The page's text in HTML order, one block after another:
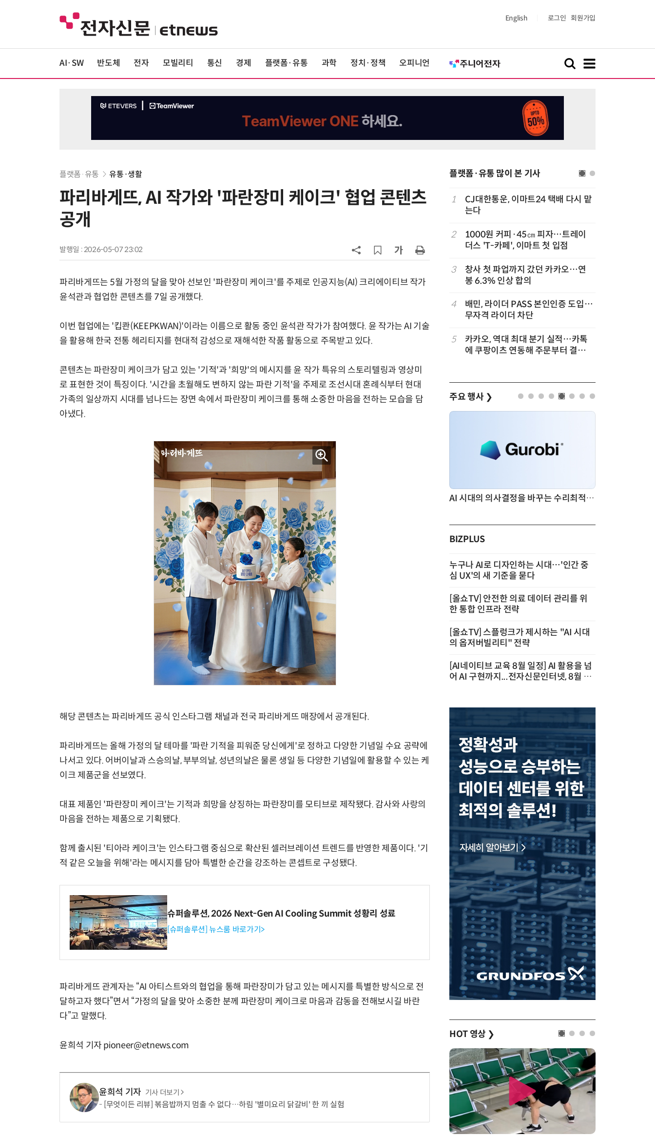
English 로그인 회원가입
AI·SW 반도체 전자 모빌리티 통신 경제 플랫폼·유통 과학 정치·정책 오피니언
플랫폼·유통 유통·생활
파리바게뜨, AI 작가와 '파란장미 케이크' 협업 콘텐츠
공개
발행일 : 2026-05-07 23:02
파리바게뜨는 5월 가정의 달을 맞아 선보인 '파란장미 케이크'를 주제로 인공지능(AI) 크리에이티브 작가
윤석관과 협업한 콘텐츠를 7일 공개했다.
이번 협업에는 '킵콴(KEEPKWAN)'이라는 이름으로 활동 중인 윤석관 작가가 참여했다. 윤 작가는 AI 기술
을 활용해 한국 전통 헤리티지를 현대적 감성으로 재해석한 작품 활동으로 주목받고 있다.
콘텐츠는 파란장미 케이크가 담고 있는 '기적'과 '희망'의 메시지를 윤 작가 특유의 스토리텔링과 영상미
로 표현한 것이 특징이다. '시간을 초월해도 변하지 않는 파란 기적'을 주제로 조선시대 혼례식부터 현대
가족의 일상까지 시대를 넘나드는 장면 속에서 파란장미 케이크를 통해 소중한 마음을 전하는 모습을 담
아냈다.
해당 콘텐츠는 파리바게뜨 공식 인스타그램 채널과 전국 파리바게뜨 매장에서 공개된다.
파리바게뜨는 올해 가정의 달 테마를 '파란 기적을 피워준 당신에게'로 정하고 다양한 기념일 수요 공략에
나서고 있다. 어버이날과 스승의날, 부부의날, 성년의날은 물론 생일 등 다양한 기념일에 활용할 수 있는 케
이크 제품군을 선보였다.
대표 제품인 '파란장미 케이크'는 기적과 희망을 상징하는 파란장미를 모티브로 제작됐다. 감사와 사랑의
마음을 전하는 제품으로 기획됐다.
함께 출시된 '티아라 케이크'는 인스타그램 중심으로 확산된 셀러브레이션 트렌드를 반영한 제품이다. '기
적 같은 오늘을 위해'라는 메시지를 담아 특별한 순간을 강조하는 콘셉트로 구성됐다.
슈퍼솔루션, 2026 Next-Gen AI Cooling Summit 성황리 성료
[슈퍼솔루션] 뉴스룸 바로가기>
파리바게뜨 관계자는 “AI 아티스트와의 협업을 통해 파란장미가 담고 있는 메시지를 특별한 방식으로 전
달하고자 했다”면서 “가정의 달을 맞아 소중한 분께 파란장미 케이크로 마음과 감동을 전해보시길 바란
다”고 말했다.
윤희석 기자 pioneer@etnews.com
윤희석 기자 기사 더보기
[무엇이든 리뷰] 볶음밥까지 멈출 수 없다…하림 '별미요리 닭갈비' 한 끼 실험
플랫폼·유통 많이 본 기사
6
쿠팡Inc, 상반기 영업적자 1.2조 육
크'…“내년 중순께 유출 사고 전 수준
최대'…쿠팡이츠도 신기록”
10 롯데百, 잠실서 첫 '서머마켓' 개최…
1
CJ대한통운, 이마트24 택배 다시 맡
는다
2
1000원 커피·45㎝ 피자…트레이
더스 'T-카페', 이마트 첫 입점
3
창사 첫 파업까지 갔던 카카오…연
봉 6.3% 인상 합의
4
배민, 라이더 PASS 본인인증 도입…
무자격 라이더 차단
5
카카오, 역대 최대 분기 실적…카톡
에 쿠팡이츠 연동해 주문부터 결제까
주요 행사 ❯
AI 시대의 의사결정을 바꾸는 수리최적화(Optimization): 실제 산업 적용 사례와 활용 전략
BIZPLUS
누구나 AI로 디자인하는 시대…'인간 중
심 UX'의 새 기준을 묻다
[올쇼TV] 안전한 의료 데이터 관리를 위
한 통합 인프라 전략
[올쇼TV] 스플렁크가 제시하는 "AI 시대
의 옵저버빌리티" 전략
[AI네이티브 교육 8월 일정] AI 활용을 넘
어 AI 구현까지...전자신문인터넷, 8월 실
HOT 영상 ❯